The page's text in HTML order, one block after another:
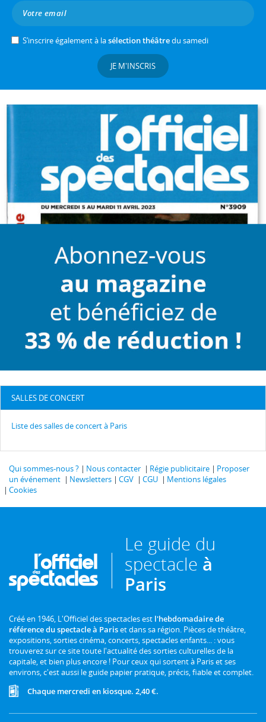
S’inscrire également à lasélection théâtredu samedi
JE M'INSCRIS
SALLES DE CONCERT
Liste des salles de concert à Paris
Qui sommes-nous ? Nous contacter Régie publicitaire
Proposer
un événement
Newsletters CGV CGU
Mentions légales
Cookies
Le guide du
spectacle à
Paris
Créé en 1946, L'Officiel des spectacles est l'hebdomadaire de
référence du spectacle à Pariset dans sa région. Pièces de théâtre,
expositions, sorties cinéma, concerts, spectacles enfants... : vous
trouverez sur ce site toute l'actualité des sorties culturelles de la
capitale, et bien plus encore ! Pour ceux qui sortent à Paris et ses
environs, c'est aussi le guide papier pratique, précis, fiable et complet.
Chaque mercredi en kiosque. 2,40 €.